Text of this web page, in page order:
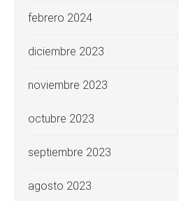
febrero 2024
diciembre 2023
noviembre 2023
octubre 2023
septiembre 2023
agosto 2023